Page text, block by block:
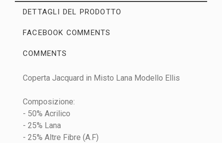
DETTAGLI DEL PRODOTTO
FACEBOOK COMMENTS
COMMENTS
Coperta Jacquard in Misto Lana Modello Ellis
Composizione:
- 50% Acrilico
- 25% Lana
- 25% Altre Fibre (A.F)
Tipo
Ambiente
No customer reviews for the moment.
WRITE YOUR REVIEW
Quality